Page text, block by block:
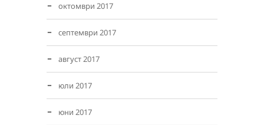
октомври 2017
септември 2017
август 2017
юли 2017
юни 2017